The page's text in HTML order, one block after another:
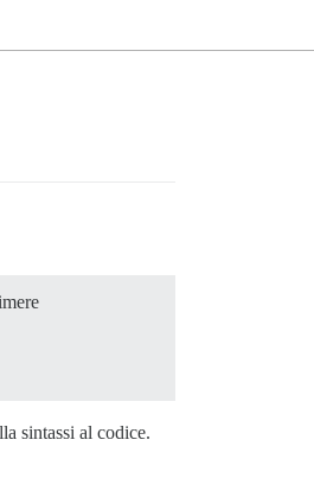
sintassi al codice.